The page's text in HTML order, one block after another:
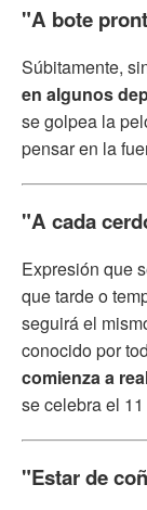
"A bote
Súbitamente,
en algunos
se golpea la
pensar en la
"A cada
Expresión que
que tarde o
seguirá el
conocido por
comienza a
se celebra el
"Estar de